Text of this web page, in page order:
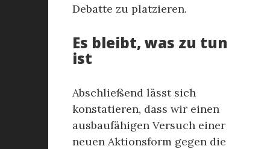
Debatte zu platzieren.
Es bleibt, was zu tun
ist
Abschließend lässt sich
konstatieren, dass wir einen
ausbaufähigen Versuch einer
neuen Aktionsform gegen die